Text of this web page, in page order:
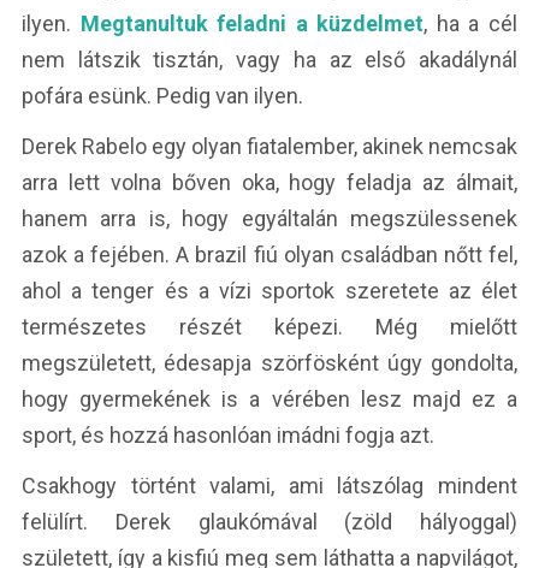
ilyen. Megtanultuk feladni a küzdelmet, ha a cél
nem látszik tisztán, vagy ha az első akadálynál
pofára esünk. Pedig van ilyen.
Derek Rabelo egy olyan fiatalember, akinek nemcsak
arra lett volna bőven oka, hogy feladja az álmait,
hanem arra is, hogy egyáltalán megszülessenek
azok a fejében. A brazil fiú olyan családban nőtt fel,
ahol a tenger és a vízi sportok szeretete az élet
természetes részét képezi. Még mielőtt
megszületett, édesapja szörfösként úgy gondolta,
hogy gyermekének is a vérében lesz majd ez a
sport, és hozzá hasonlóan imádni fogja azt.
Csakhogy történt valami, ami látszólag mindent
felülírt. Derek glaukómával (zöld hályoggal)
született, így a kisfiú meg sem láthatta a napvilágot,